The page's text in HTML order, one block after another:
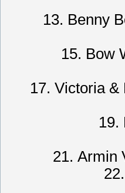
13. Benny
15. Bow
17. Victoria &
19.
21. Armin